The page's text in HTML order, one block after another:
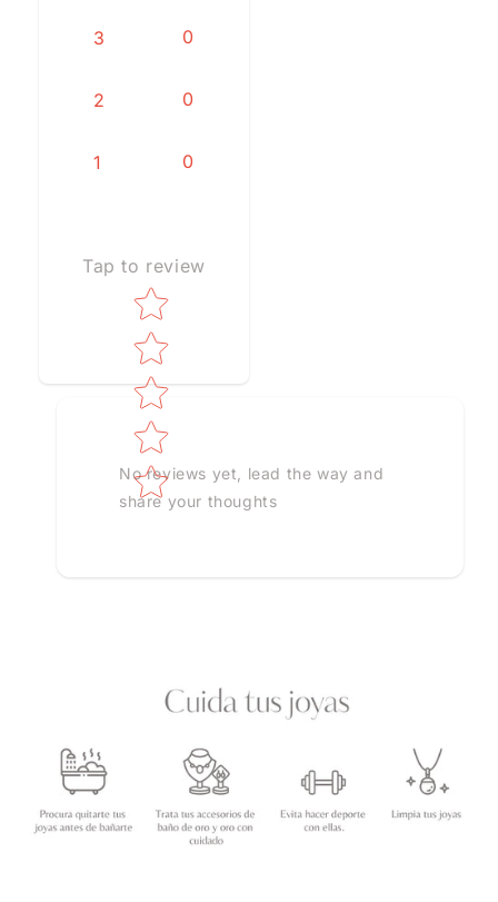
3 0
2 0
1 0
Tap to review
Star rating
No reviews yet, lead the way and
share your thoughts